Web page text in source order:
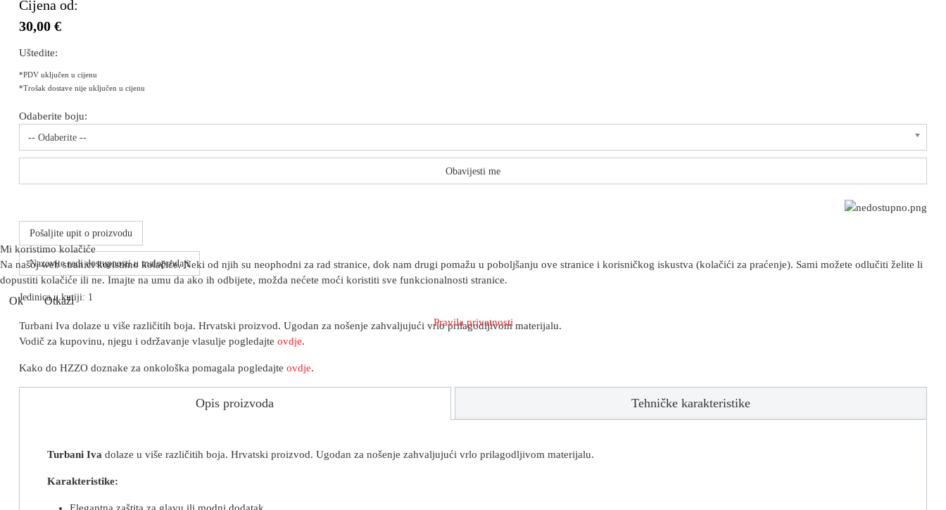
Cijena od:
30,00 €
Uštedite:
*PDV uključen u cijenu
*Trošak dostave nije uključen u cijenu
Odaberite boju:
-- Odaberite --
Obavijesti me
Pošaljite upit o proizvodu
Nazovite radi dostupnosti u maloprodaji
Jedinica u kutiji: 1
Turbani Iva dolaze u više različitih boja. Hrvatski proizvod. Ugodan za nošenje zahvaljujući vrlo prilagodljivom materijalu.
Vodič za kupovinu, njegu i održavanje vlasulje pogledajte ovdje.
Kako do HZZO doznake za onkološka pomagala pogledajte ovdje.
Opis proizvoda Tehničke karakteristike
Turbani Ivadolaze u više različitih boja. Hrvatski proizvod. Ugodan za nošenje zahvaljujući vrlo prilagodljivom materijalu.
Karakteristike:
Mi koristimo kolačiće
Na našoj web stranici koristimo kolačiće. Neki od njih su neophodni za rad stranice, dok nam drugi pomažu u poboljšanju ove stranice i korisničkog iskustva (kolačići za praćenje). Sami možete odlučiti želite li
dopustiti kolačiće ili ne. Imajte na umu da ako ih odbijete, možda nećete moći koristiti sve funkcionalnosti stranice.
Ok Otkaži
Pravila privatnosti